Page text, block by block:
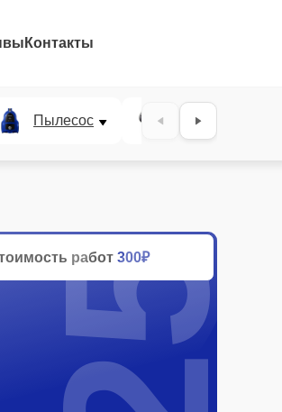
Контакты
Пылесос Проектор
работ 300₽
25%